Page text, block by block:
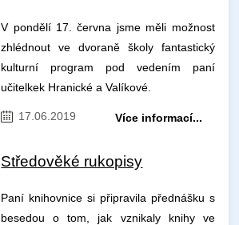
V pondělí 17. června jsme měli možnost
zhlédnout ve dvoraně školy fantastický
kulturní program pod vedením paní
učitelkek Hranické a Valíkové.
17.06.2019 Více informací...
Středověké rukopisy
Paní knihovnice si připravila přednášku s
besedou o tom, jak vznikaly knihy ve